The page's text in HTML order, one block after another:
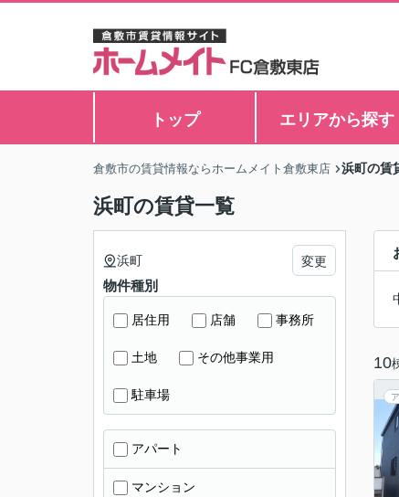
トップ エリアから探す
倉敷市の賃貸情報ならホームメイト倉敷東店 浜町の賃
浜町の賃貸一覧
10
浜町 変更
物件種別
居住用 店舗 事務所
土地 その他事業用
駐車場
アパート
マンション